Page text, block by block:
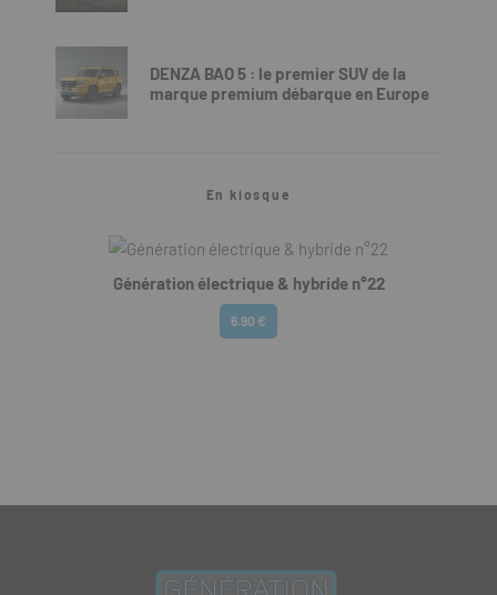
DENZA BAO 5 : le premier SUV de la
marque premium débarque en Europe
En kiosque
Génération électrique & hybride n°22
6.90 €